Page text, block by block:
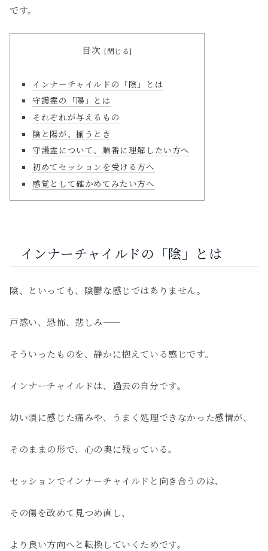
です。
目次
インナーチャイルドの「陰」とは
守護霊の「陽」とは
それぞれが与えるもの
陰と陽が、揃うとき
守護霊について、順番に理解したい方へ
初めてセッションを受ける方へ
感覚として確かめてみたい方へ
インナーチャイルドの「陰」とは
陰、といっても、陰鬱な感じではありません。
戸惑い、恐怖、悲しみ——
そういったものを、静かに抱えている感じです。
インナーチャイルドは、過去の自分です。
幼い頃に感じた痛みや、うまく処理できなかった感情が、
そのままの形で、心の奥に残っている。
セッションでインナーチャイルドと向き合うのは、
その傷を改めて見つめ直し、
より良い方向へと転換していくためです。